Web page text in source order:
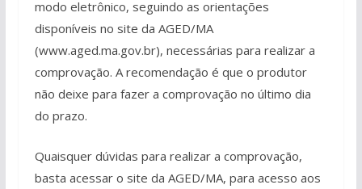
modo eletrônico, seguindo as orientações
disponíveis no site da AGED/MA
(www.aged.ma.gov.br), necessárias para realizar a
comprovação. A recomendação é que o produtor
não deixe para fazer a comprovação no último dia
do prazo.
Quaisquer dúvidas para realizar a comprovação,
basta acessar o site da AGED/MA, para acesso aos